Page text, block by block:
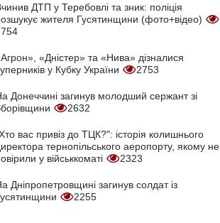
ДТП у Теребовлі та зник: поліція
жителя Гусятинщини (фото+відео)
«Дністер» та «Нива» дізналися
у Кубку України
2753
Донеччині загинув молодший сержант зі
2632
вас привіз до ТЦК?": історія колишнього
тернопільського аеропорту, якому не
у військкоматі
2323
Дніпропетровщині загинув солдат із
2255